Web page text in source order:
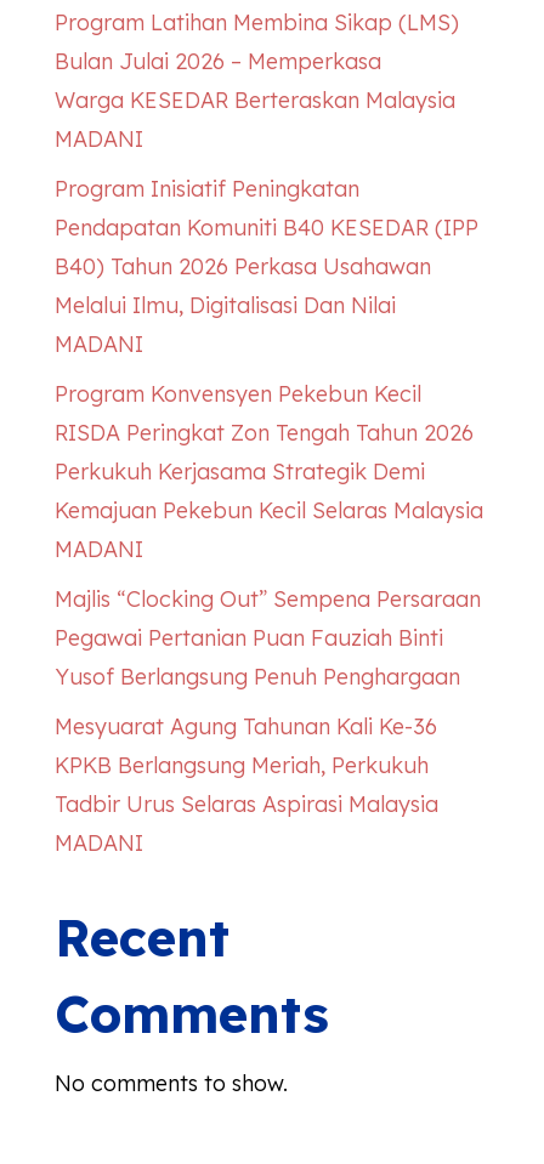
Program Latihan Membina Sikap (LMS)
Bulan Julai 2026 – Memperkasa
Warga KESEDARBerteraskan Malaysia
MADANI
Program Inisiatif Peningkatan
Pendapatan Komuniti B40 KESEDAR(IPP
B40) Tahun 2026 Perkasa Usahawan
Melalui Ilmu, Digitalisasi Dan Nilai
MADANI
Program Konvensyen Pekebun Kecil
RISDA Peringkat Zon Tengah Tahun 2026
Perkukuh Kerjasama Strategik Demi
Kemajuan Pekebun Kecil Selaras Malaysia
MADANI
Majlis “Clocking Out” Sempena Persaraan
Pegawai Pertanian Puan Fauziah Binti
Yusof Berlangsung Penuh Penghargaan
Mesyuarat Agung Tahunan Kali Ke-36
KPKB Berlangsung Meriah, Perkukuh
Tadbir Urus Selaras Aspirasi Malaysia
MADANI
Recent
Comments
No comments to show.